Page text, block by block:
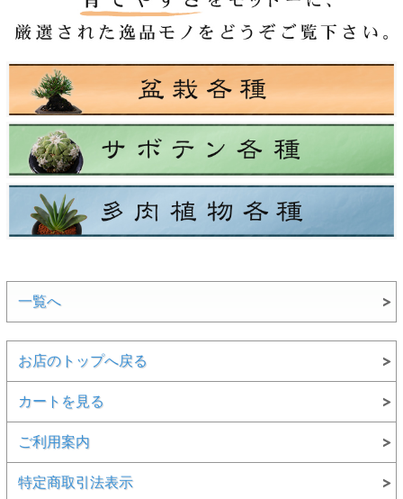
一覧へ
お店のトップへ戻る
カートを見る
ご利用案内
特定商取引法表示